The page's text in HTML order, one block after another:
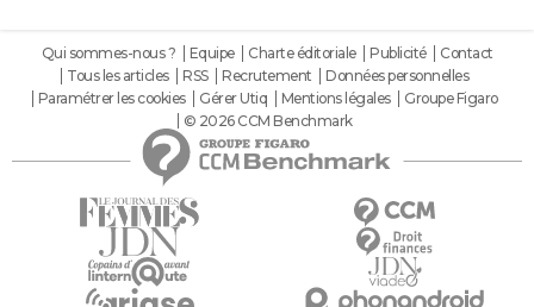
Qui sommes-nous ? Equipe Charte éditoriale Publicité
Contact
Tous les articles
RSS Recrutement
Données personnelles
Paramétrer les cookies
Gérer Utiq Mentions légales
Groupe Figaro
© 2026 CCM Benchmark